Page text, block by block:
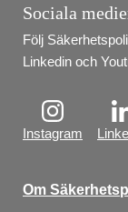
Sociala
Följ
Linkedin och
Instagram
Om